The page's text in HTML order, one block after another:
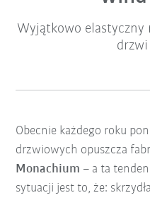
Wyjątkowo elastyczny
Obecnie każdego roku
drzwiowych opuszcza
Monachium – a ta
sytuacji jest to, że: